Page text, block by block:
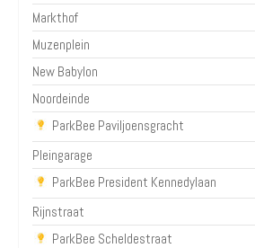
Markthof
Muzenplein
New Babylon
Noordeinde
ParkBee Paviljoensgracht
Pleingarage
ParkBee President Kennedylaan
Rijnstraat
ParkBee Scheldestraat